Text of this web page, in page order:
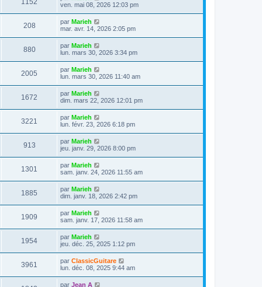
s
e
r
m
e
s
s
a
g
e
1152
u
e
i
e
r
m
e
s
s
a
g
e
ven. mai 08, 2026 12:03 pm
208V
u
s
D
e
i
e
r
m
e
s
s
a
g
e
par Marieh
mar. avr. 14, 2026 2:05 pm
880V
u
s
D
e
i
e
r
m
e
s
s
a
g
e
par Marieh
lun. mars 30, 2026 3:34 pm
2005
u
D
e
i
e
r
m
e
s
s
a
g
e
par Marieh
lun. mars 30, 2026 11:40 am
1672
u
D
e
i
e
r
m
e
s
s
a
g
e
par Marieh
dim. mars 22, 2026 12:01 pm
3221
u
D
e
i
e
r
m
e
s
s
a
g
e
par Marieh
lun. févr. 23, 2026 6:18 pm
913V
u
s
D
e
i
e
r
m
e
s
s
a
g
e
par Marieh
jeu. janv. 29, 2026 8:00 pm
1301
u
D
e
i
e
r
m
e
s
s
a
g
e
par Marieh
sam. janv. 24, 2026 11:55 am
1885
u
D
e
i
e
r
m
e
s
s
a
g
e
par Marieh
dim. janv. 18, 2026 2:42 pm
1909
u
D
e
i
e
r
m
e
s
s
par Marieh
sam. janv. 17, 2026 11:58 am
1954V
u
D
e
i
e
r
m
par Marieh
jeu. déc. 25, 2025 1:12 pm
3961
u
D
e
par ClassicGuitare
lun. déc. 08, 2025 9:44 am
D
par Jean A